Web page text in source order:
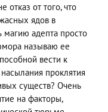
отказ от того, что
ядов в
магию адепта просто
называю ее
вести к
проклятия
существ? Очень
на факторы,